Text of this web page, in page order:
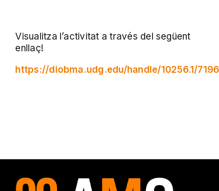
Visualitza l’activitat a través del següent
enllaç!
https://diobma.udg.edu/handle/10256.1/7196